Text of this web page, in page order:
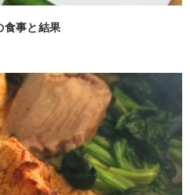
食事と結果